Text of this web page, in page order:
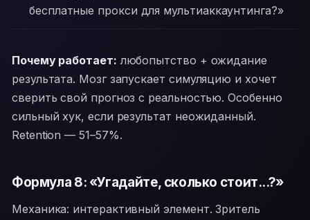
бесплатные прокси для мультиаккаунтинга?»
Почему работает: любопытство + ожидание
результата. Мозг запускает симуляцию и хочет
сверить свой прогноз с реальностью. Особенно
сильный хук, если результат неожиданный.
Retention — 51–57%.
Формула 8: «Угадайте, сколько стоит...?»
Механика: интерактивный элемент. Зритель